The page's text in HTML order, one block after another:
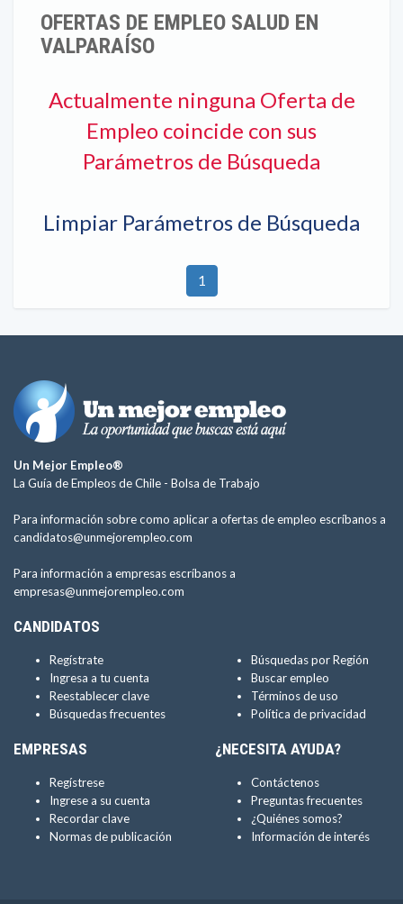
OFERTAS DE EMPLEO SALUD EN
VALPARAÍSO
Actualmente ninguna Oferta de
Empleo coincide con sus
Parámetros de Búsqueda
Limpiar Parámetros de Búsqueda
1
Un Mejor Empleo®
La Guía de Empleos de Chile - Bolsa de Trabajo
Para información sobre como aplicar a ofertas de empleo escríbanos a
candidatos@unmejorempleo.com
Para información a empresas escríbanos a
empresas@unmejorempleo.com
CANDIDATOS
Regístrate
Ingresa a tu cuenta
Reestablecer clave
Búsquedas frecuentes
Búsquedas por Región
Buscar empleo
Términos de uso
Política de privacidad
EMPRESAS
Regístrese
Ingrese a su cuenta
Recordar clave
Normas de publicación
¿NECESITA AYUDA?
Contáctenos
Preguntas frecuentes
¿Quiénes somos?
Información de interés